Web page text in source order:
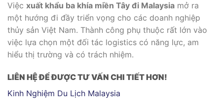
Việc xuất khẩu ba khía miền Tây đi Malaysia mở ra
một hướng đi đầy triển vọng cho các doanh nghiệp
thủy sản Việt Nam. Thành công phụ thuộc rất lớn vào
việc lựa chọn một đối tác logistics có năng lực, am
hiểu thị trường và có trách nhiệm.
LIÊN HỆ ĐỂ ĐƯỢC TƯ VẤN CHI TIẾT HƠN!
Kinh Nghiệm Du Lịch Malaysia